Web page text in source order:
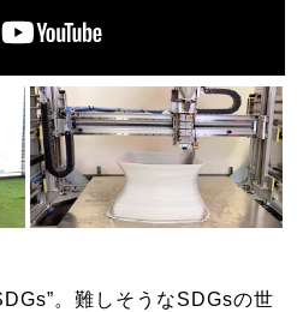
。難しそうなSDGsの世